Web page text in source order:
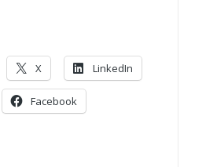
X LinkedIn
Facebook